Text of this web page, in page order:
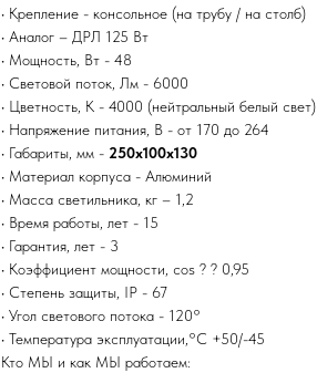
• Крепление - консольное (на трубу / на столб)
• Аналог – ДРЛ 125 Вт
• Мощность, Вт - 48
• Световой поток, Лм - 6000
• Цветность, К - 4000 (нейтральный белый свет)
• Напряжение питания, В - от 170 до 264
• Габариты, мм - 250х100х130
• Материал корпуса - Алюминий
• Масса светильника, кг – 1,2
• Время работы, лет - 15
• Гарантия, лет - 3
• Коэффициент мощности, cos ? ? 0,95
• Степень защиты, IP - 67
• Угол светового потока - 120°
• Температура эксплуатации,°C +50/-45
Кто МЫ и как МЫ работаем: